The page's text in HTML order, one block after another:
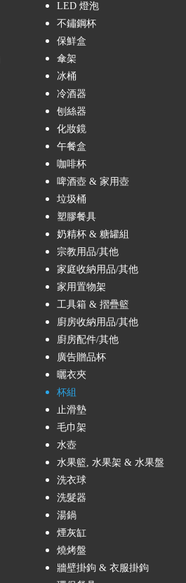
LED 燈泡
不鏽鋼杯
保鮮盒
傘架
冰桶
冷酒器
刨絲器
化妝鏡
午餐盒
咖啡杯
啤酒壺 & 家用壺
垃圾桶
塑膠餐具
奶精杯 & 糖罐組
宗教用品/其他
家庭收納用品/其他
家用置物架
工具箱 & 摺疊籃
廚房收納用品/其他
廚房配件/其他
廣告贈品杯
曬衣夾
杯組
止滑墊
毛巾架
水壺
水果籃, 水果架 & 水果盤
洗衣球
洗髮器
湯鍋
煙灰缸
燒烤盤
牆壁掛鉤 & 衣服掛鉤